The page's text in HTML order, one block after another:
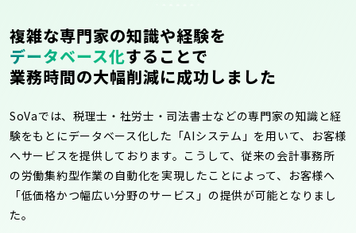
複雑な専門家の知識や経験を
データベース化することで
業務時間の大幅削減に成功しました
SoVaでは、税理士・社労士・司法書士などの専門家の知識と経
験をもとにデータベース化した「AIシステム」を用いて、お客様
へサービスを提供しております。こうして、従来の会計事務所
の労働集約型作業の自動化を実現したことによって、お客様へ
「低価格かつ幅広い分野のサービス」の提供が可能となりまし
た。